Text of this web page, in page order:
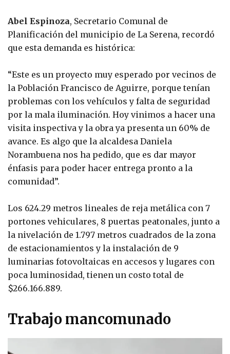
Abel Espinoza, Secretario Comunal de
Planificación del municipio de La Serena, recordó
que esta demanda es histórica:
“Este es un proyecto muy esperado por vecinos de
la Población Francisco de Aguirre, porque tenían
problemas con los vehículos y falta de seguridad
por la mala iluminación. Hoy vinimos a hacer una
visita inspectiva y la obra ya presenta un 60% de
avance. Es algo que la alcaldesa Daniela
Norambuena nos ha pedido, que es dar mayor
énfasis para poder hacer entrega pronto a la
comunidad”.
Los 624.29 metros lineales de reja metálica con 7
portones vehiculares, 8 puertas peatonales, junto a
la nivelación de 1.797 metros cuadrados de la zona
de estacionamientos y la instalación de 9
luminarias fotovoltaicas en accesos y lugares con
poca luminosidad, tienen un costo total de
$266.166.889.
Trabajo mancomunado